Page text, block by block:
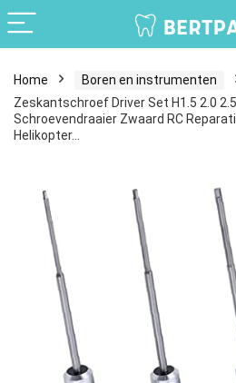
Home Boren en instrumenten
Zeskantschroef Driver Set H1.5 2.0
Schroevendraaier Zwaard RC
Helikopter…